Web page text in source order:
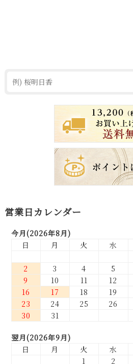
営業日カレンダー
今月(2026年8月)
日
月 火 水
2
3 4 5
9
10 11 12
16
17 18 19
23
24 25 26
30
31
翌月(2026年9月)
日
月 火 水
1
2